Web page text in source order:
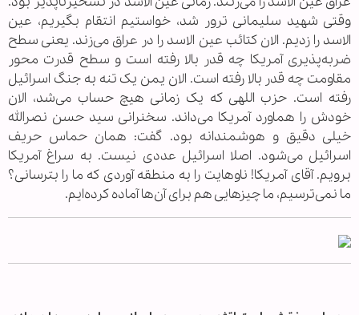
وقتی شهید سلیمانی ترور شد، خواستیم انتقام بگیریم، عین
الاسد را زدیم. الان کتائب عین الاسد را در عراق می‌زند. یعنی سطح
ضربه‌پذیری آمریکا چه قدر بالا رفته است و سطح قدرت محور
مقاومت چه قدر بالا رفته است. الان یمن یک تنه به جنگ اسرائیل
رفته است. حزب اللهی که یک زمانی هیچ حساب می‌شد، الان
خودش را هماورد آمریکا می‌داند. سخنرانی سید حسن نصرالله
خیلی دقیق و هوشمندانه بود. گفت: همان حماس حریف
اسرائیل می‌شود. اصلا اسرائیل عددی نیست. به سراغ آمریکا
برویم. آقای آمریکا! ناو‌هایت را به منطقه آوردی که ما را بترسانی؟
ما نمی‌ترسیم، ما چیزهایی هم برای آن‌ها آماده کرده‌ایم.